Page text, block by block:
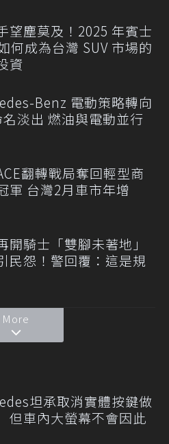
望塵莫及！2025 年賓士
何成為台灣 SUV 市場的
資
Benz 電動策略轉向
名淡出 燃油與電動並行
翻轉戰局奪回輕型商
軍 台灣2月車市年增
開騎士「雙腳未著地」
民怨！警回覆：這是規
More
坦承取消實體按鍵做
車內大螢幕不會因此